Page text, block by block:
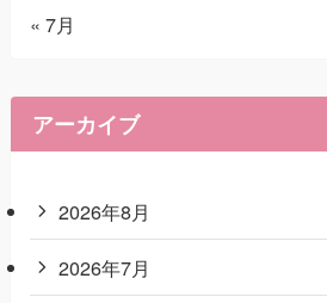
« 7月
アーカイブ
2026年8月
2026年7月